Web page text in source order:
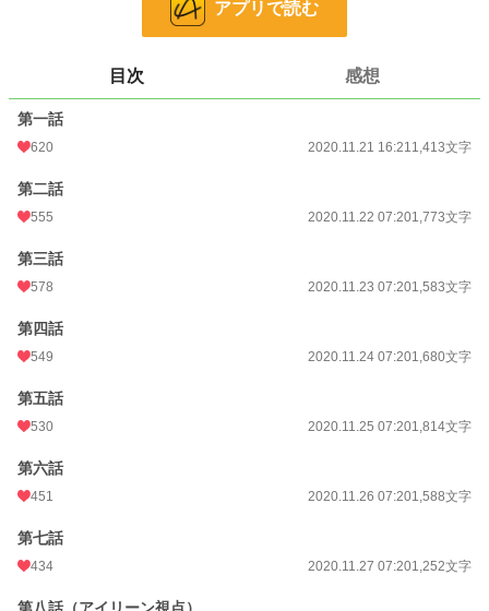
11,242 位 / 228,977 件
更新日時
初回完結日時
週間ポイント
月間ポイント
年間ポイント
アプリで読む
目次 感想
第一話
620 2020.11.21 16:211,413文字
第二話
555 2020.11.22 07:201,773文字
第三話
578 2020.11.23 07:201,583文字
第四話
549 2020.11.24 07:201,680文字
第五話
530 2020.11.25 07:201,814文字
第六話
451 2020.11.26 07:201,588文字
第七話
434 2020.11.27 07:201,252文字